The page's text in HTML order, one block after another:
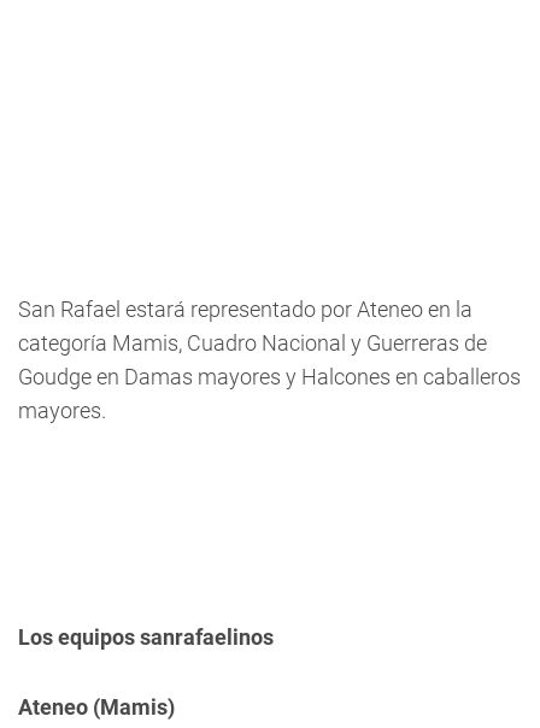
San Rafael estará representado por Ateneo en la
categoría Mamis, Cuadro Nacional y Guerreras de
Goudge en Damas mayores y Halcones en caballeros
mayores.
Los equipos sanrafaelinos
Ateneo (Mamis)